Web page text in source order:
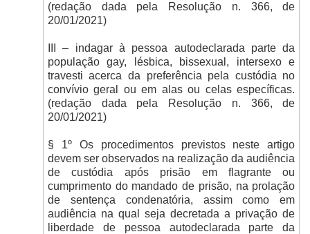
(redação dada pela Resolução n. 366, de
20/01/2021)
III – indagar à pessoa autodeclarada parte da
população gay, lésbica, bissexual, intersexo e
travesti acerca da preferência pela custódia no
convívio geral ou em alas ou celas específicas.
(redação dada pela Resolução n. 366, de
20/01/2021)
§ 1º Os procedimentos previstos neste artigo
devem ser observados na realização da audiência
de custódia após prisão em flagrante ou
cumprimento do mandado de prisão, na prolação
de sentença condenatória, assim como em
audiência na qual seja decretada a privação de
liberdade de pessoa autodeclarada parte da